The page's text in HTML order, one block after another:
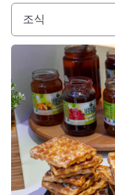
조식
세부 정보 보기